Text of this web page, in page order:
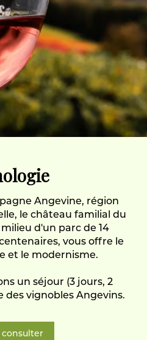
Angevine, région
le château familial du
d'un parc de 14
vous offre le
et le modernisme.
un séjour (3 jours, 2
des vignobles Angevins.
consulter